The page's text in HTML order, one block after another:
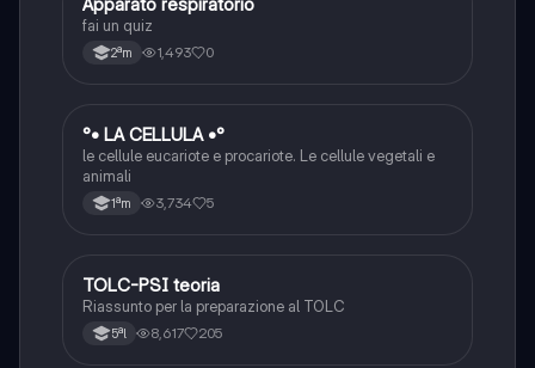
AScienze
Apparato respiratorio
fai un quiz
2ªm 1,493 0
° Scienze
°• LA CELLULA •°
le cellule eucariote e procariote. Le cellule vegetali e
animali
1ªm 3,734 5
Scienze
TOLC-PSI teoria
Riassunto per la preparazione al TOLC
5ªl 8,617 205